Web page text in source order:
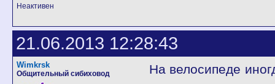
Неактивен
21.06.2013 12:28:43
Wimkrsk
Общительный сибиховод
На велосипеде